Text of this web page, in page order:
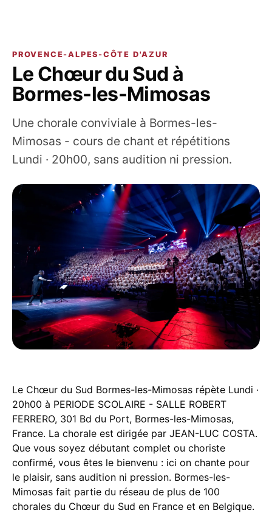
PROVENCE-ALPES-CÔTE D'AZUR
Le Chœur du Sud à
Bormes-les-Mimosas
Une chorale conviviale à Bormes-les-
Mimosas - cours de chant et répétitions
Lundi · 20h00, sans audition ni pression.
Le Chœur du Sud Bormes-les-Mimosas répète Lundi ·
20h00 à PERIODE SCOLAIRE - SALLE ROBERT
FERRERO, 301 Bd du Port, Bormes-les-Mimosas,
France. La chorale est dirigée par JEAN-LUC COSTA.
Que vous soyez débutant complet ou choriste
confirmé, vous êtes le bienvenu : ici on chante pour
le plaisir, sans audition ni pression. Bormes-les-
Mimosas fait partie du réseau de plus de 100
chorales du Chœur du Sud en France et en Belgique.